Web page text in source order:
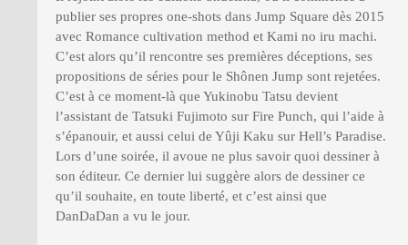
publier ses propres one-shots dans Jump Square dès 2015
avec Romance cultivation method et Kami no iru machi.
C’est alors qu’il rencontre ses premières déceptions, ses
propositions de séries pour le Shônen Jump sont rejetées.
C’est à ce moment-là que Yukinobu Tatsu devient
l’assistant de Tatsuki Fujimoto sur Fire Punch, qui l’aide à
s’épanouir, et aussi celui de Yûji Kaku sur Hell’s Paradise.
Lors d’une soirée, il avoue ne plus savoir quoi dessiner à
son éditeur. Ce dernier lui suggère alors de dessiner ce
qu’il souhaite, en toute liberté, et c’est ainsi que
DanDaDan a vu le jour.